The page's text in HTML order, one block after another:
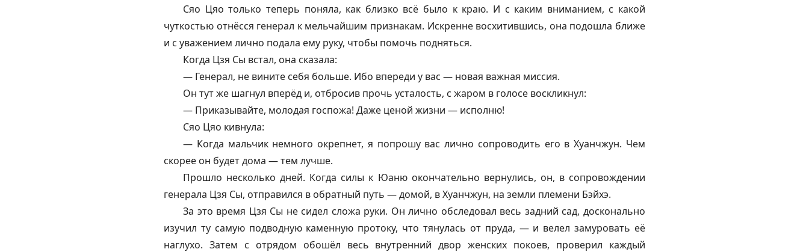
Сяо Цяо только теперь поняла, как близко всё было к краю. И с каким вниманием, с какой
чуткостью отнёсся генерал к мельчайшим признакам. Искренне восхитившись, она подошла ближе
и с уважением лично подала ему руку, чтобы помочь подняться.
Когда Цзя Сы встал, она сказала:
— Генерал, не вините себя больше. Ибо впереди у вас — новая важная миссия.
Он тут же шагнул вперёд и, отбросив прочь усталость, с жаром в голосе воскликнул:
— Приказывайте, молодая госпожа! Даже ценой жизни — исполню!
Сяо Цяо кивнула:
— Когда мальчик немного окрепнет, я попрошу вас лично сопроводить его в Хуанчжун. Чем
скорее он будет дома — тем лучше.
Прошло несколько дней. Когда силы к Юаню окончательно вернулись, он, в сопровождении
генерала Цзя Сы, отправился в обратный путь — домой, в Хуанчжун, на земли племени Бэйхэ.
За это время Цзя Сы не сидел сложа руки. Он лично обследовал весь задний сад, досконально
изучил ту самую подводную каменную протоку, что тянулась от пруда, — и велел замуровать её
наглухо. Затем с отрядом обошёл весь внутренний двор женских покоев, проверил каждый